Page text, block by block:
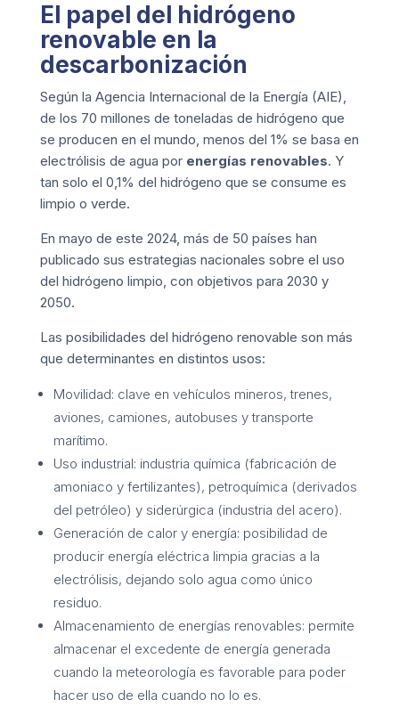
El papel del hidrógeno
renovable en la
descarbonización
Según la Agencia Internacional de la Energía (AIE),
de los 70 millones de toneladas de hidrógeno que
se producen en el mundo, menos del 1% se basa en
electrólisis de agua por energías renovables. Y
tan solo el 0,1% del hidrógeno que se consume es
limpio o verde.
En mayo de este 2024, más de 50 países han
publicado sus estrategias nacionales sobre el uso
del hidrógeno limpio, con objetivos para 2030 y
2050.
Las posibilidades del hidrógeno renovable son más
que determinantes en distintos usos:
Movilidad: clave en vehículos mineros, trenes,
aviones, camiones, autobuses y transporte
marítimo.
Uso industrial: industria química (fabricación de
amoniaco y fertilizantes), petroquímica (derivados
del petróleo) y siderúrgica (industria del acero).
Generación de calor y energía: posibilidad de
producir energía eléctrica limpia gracias a la
electrólisis, dejando solo agua como único
residuo.
Almacenamiento de energías renovables: permite
almacenar el excedente de energía generada
cuando la meteorología es favorable para poder
hacer uso de ella cuando no lo es.